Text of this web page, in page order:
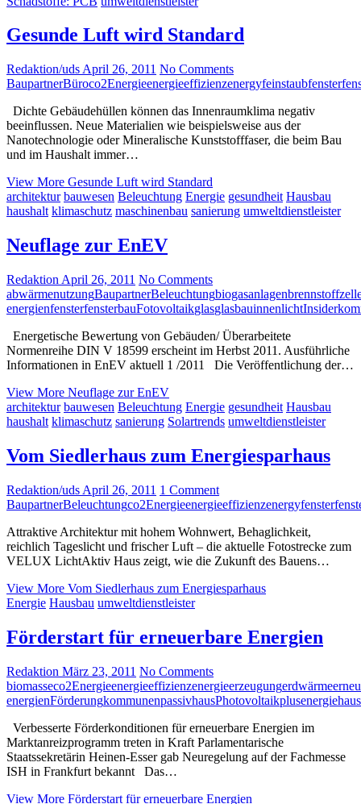
Gesunde Luft wird Standard
Redaktion/uds April 26, 2011 No Comments
BaupartnerBüroco2Energieenergieeffizienzenergyfeinstaubfenster
Dichte Gebäudehüllen können das Innenraumklima negativ
beeinflussen. Neue Materialien wie beispielsweise aus der
Nanotechnologie oder Mineralische Kunststofffaser, die beim Bau
und im Haushalt immer…
View More Gesunde Luft wird Standard
architektur bauwesen Beleuchtung Energie gesundheit Hausbau
haushalt klimaschutz maschinenbau sanierung umweltdienstleister
Neuflage zur EnEV
Redaktion April 26, 2011 No Comments
abwärmenutzungBaupartnerBeleuchtungbiogasanlagen
energienfensterfensterbauFotovoltaikglasglasbauinnenlichtInsider
Energetische Bewertung von Gebäuden/ Überarbeitete
Normenreihe DIN V 18599 erscheint im Herbst 2011. Ausführliche
Informationen in EnEV aktuell 1 /2011 Die Veröffentlichung der…
View More Neuflage zur EnEV
architektur bauwesen Beleuchtung Energie gesundheit Hausbau
haushalt klimaschutz sanierung Solartrends umweltdienstleister
Vom Siedlerhaus zum Energiesparhaus
Redaktion/uds April 26, 2011 1 Comment
BaupartnerBeleuchtungco2Energieenergieeffizienzenergyfenster
Attraktive Architektur mit hohem Wohnwert, Behaglichkeit,
reichlich Tageslicht und frischer Luft – die aktuelle Fotostrecke zum
VELUX LichtAktiv Haus zeigt, wie die Zukunft des Bauens…
View More Vom Siedlerhaus zum Energiesparhaus
Energie Hausbau umweltdienstleister
Förderstart für erneuerbare Energien
Redaktion März 23, 2011 No Comments
biomasseco2Energieenergieeffizienzenergieerzeugungerdwärme
energienFörderungkommunenpassivhausPhotovoltaikplusenergiehaus
Verbesserte Förderkonditionen für erneuerbare Energien im
Marktanreizprogramm treten in Kraft Parlamentarische
Staatssekretärin Heinen-Esser gab Neuregelung auf der Fachmesse
ISH in Frankfurt bekannt Das…
View More Förderstart für erneuerbare Energien